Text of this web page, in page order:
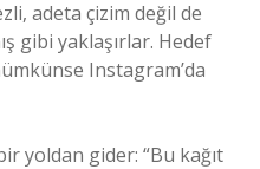
adeta çizim değil de
gibi yaklaşırlar. Hedef
Instagram’da
yoldan gider: “Bu kağıt